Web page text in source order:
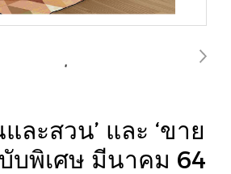
ละสวน’ และ ‘ขาย
บับพิเศษ มีนาคม 64